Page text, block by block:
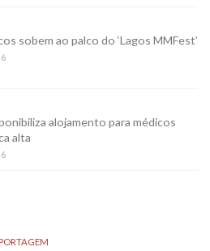
sobem ao palco do ‘Lagos MMFest’
alojamento para médicos
alta